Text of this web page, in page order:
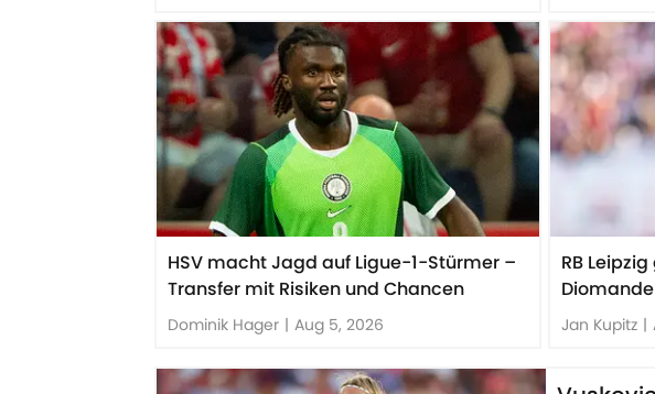
HSV macht Jagd auf Ligue-1-Stürmer –
Transfer mit Risiken und Chancen
Dominik Hager | Aug 5, 2026
RB
Jan Kupitz |